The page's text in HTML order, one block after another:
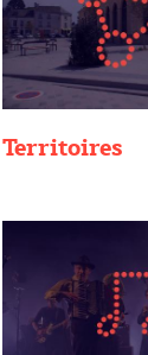
Territoires